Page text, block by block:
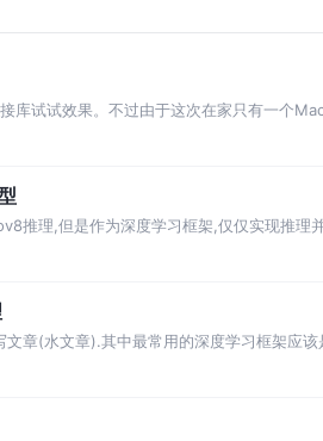
库试试效果。不过由于这次在家只有一个
推理,但是作为深度学习框架,仅仅实现推理
文章(水文章).其中最常用的深度学习框架